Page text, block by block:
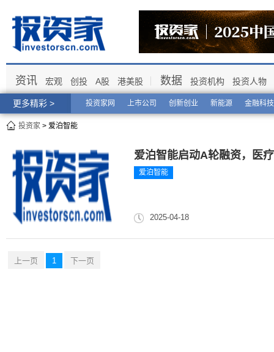
更多精彩 > 投资家网 上市公司 创新创业 新能源 金融科技
资讯 宏观 创投 A股 港美股 数据 投资机构 投资人物
投资家 > 爱泊智能
爱泊智能启动A轮融资，医
爱泊智能
2025-04-18
上一页 1 下一页